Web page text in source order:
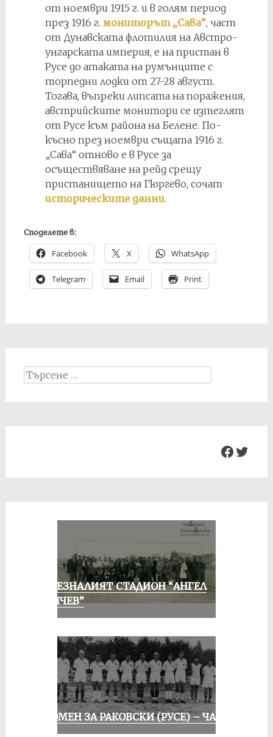
от ноември 1915 г. и в голям период
през 1916 г. мониторът „Сава“, част
от Дунавската флотилия на Австро-
унгарската империя, е на пристан в
Русе до атаката на румънците с
торпедни лодки от 27-28 август.
Тогава, въпреки липсата на поражения,
австрийските монитори се изтеглят
от Русе към района на Белене. По-
късно през ноември същата 1916 г.
„Сава“ отново е в Русе за
осъществяване на рейд срещу
пристанището на Гюргево, сочат
историческите данни.
Споделете в:
Facebook X WhatsApp
Telegram Email Print
Search
ИЗЧЕЗНАЛИЯТ СТАДИОН “АНГЕЛ
КЪНЧЕВ”
СПОМЕН ЗА РАКОВСКИ (РУСЕ) – ЧАСТ I